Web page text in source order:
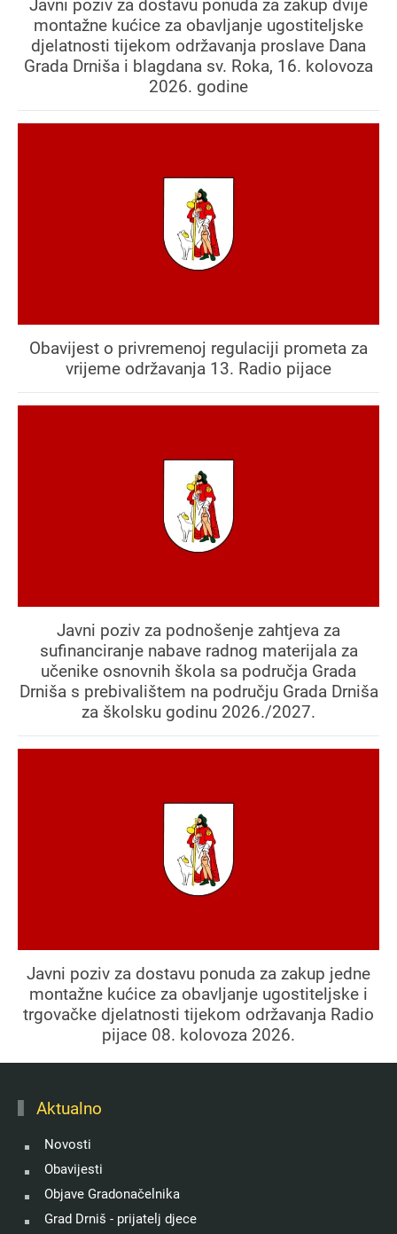
Javni poziv za dostavu ponuda za zakup dvije
montažne kućice za obavljanje ugostiteljske
djelatnosti tijekom održavanja proslave Dana
Grada Drniša i blagdana sv. Roka, 16. kolovoza
2026. godine
Obavijest o privremenoj regulaciji prometa za
vrijeme održavanja 13. Radio pijace
Javni poziv za podnošenje zahtjeva za
sufinanciranje nabave radnog materijala za
učenike osnovnih škola sa područja Grada
Drniša s prebivalištem na području Grada Drniša
za školsku godinu 2026./2027.
Javni poziv za dostavu ponuda za zakup jedne
montažne kućice za obavljanje ugostiteljske i
trgovačke djelatnosti tijekom održavanja Radio
pijace 08. kolovoza 2026.
Aktualno
Novosti
Obavijesti
Objave Gradonačelnika
Grad Drniš - prijatelj djece